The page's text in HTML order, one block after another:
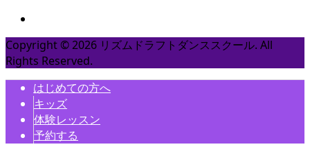
Copyright ©2026 リズムドラフトダンススクール. All
Rights Reserved.
はじめての方へ
キッズ
体験レッスン
予約する